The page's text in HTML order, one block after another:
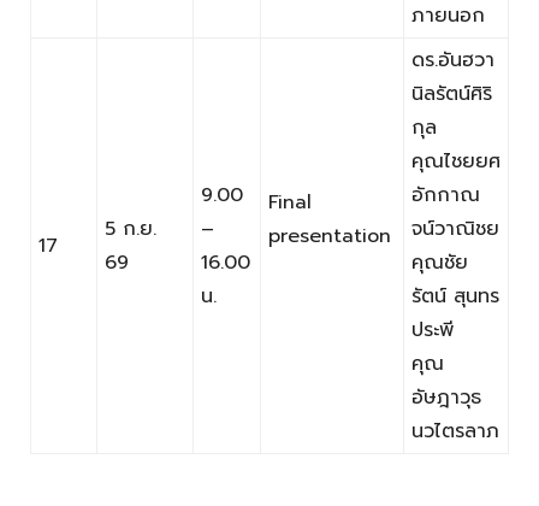
ภายนอก
17
5 ก.ย.
69
9.00
–
16.00
น.
Final
presentation
ดร.อันฮวา
นิลรัตน์ศิริ
กุล
คุณไชยยศ
อักกาณ
จน์วาณิชย
คุณชัย
รัตน์ สุนทร
ประพี
คุณ
อัษฎาวุธ
นวไตรลาภ